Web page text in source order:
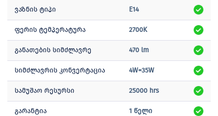
ვაზნის ტიპი E14
ფერის ტემპერატურა 2700K
განათების სიმძლავრე 470 lm
სიმძლავრის კონვერტაცია 4W=35W
სამუშაო რესურსი 25000 hrs
გარანტია 1 წელი